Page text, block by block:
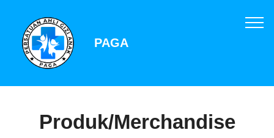
PAGA
Produk/Merchandise